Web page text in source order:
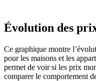
Évolution des
Ce graphique montre
pour les maisons et les
permet de voir si les prix
comparer le comportement